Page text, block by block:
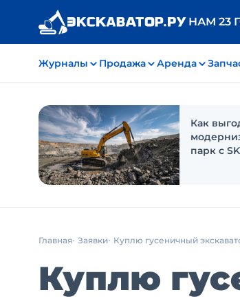
НАМ 23
Журналы Продажа Аренда
Как
парк с
Главная Заявки Куплю гусеничный
Куплю